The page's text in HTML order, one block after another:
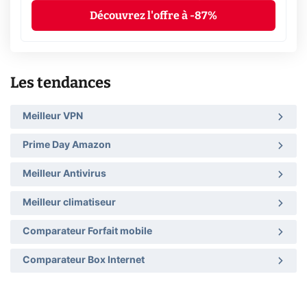
Découvrez l'offre à -87%
Les tendances
Meilleur VPN
Prime Day Amazon
Meilleur Antivirus
Meilleur climatiseur
Comparateur Forfait mobile
Comparateur Box Internet